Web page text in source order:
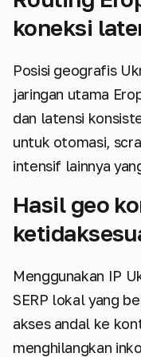
koneksi
Posisi geografis
jaringan utama
dan latensi
untuk otomasi,
intensif lainnya
Hasil geo
Menggunakan IP
SERP lokal yang
akses andal ke
menghilangkan